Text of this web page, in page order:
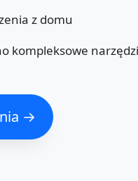
z domu
kompleksowe
→